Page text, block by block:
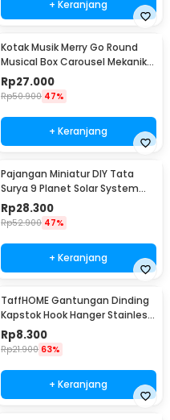
+ Keranjang
Kotak Musik Merry Go Round
Musical Box Carousel Mekanikal
- HD-Y02
Rp27.000
Rp50.900 47%
+ Keranjang
Pajangan Miniatur DIY Tata
Surya 9 Planet Solar System
Planetary - 2135
Rp28.300
Rp52.900 47%
+ Keranjang
TaffHOME Gantungan Dinding
Kapstok Hook Hanger Stainless
Steel 201 - MT11
Rp8.300
Rp21.900 63%
+ Keranjang